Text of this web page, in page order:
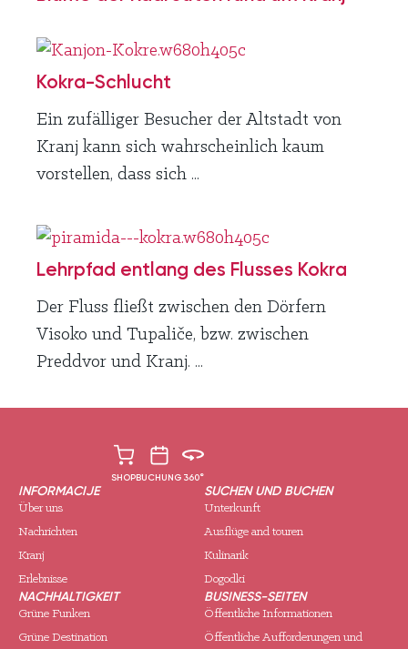
Kokra-Schlucht
Ein zufälliger Besucher der Altstadt von
Kranj kann sich wahrscheinlich kaum
vorstellen, dass sich ...
Lehrpfad entlang des Flusses Kokra
Der Fluss fließt zwischen den Dörfern
Visoko und Tupaliče, bzw. zwischen
Preddvor und Kranj. ...
SHOPBUCHUNG 360°
INFORMACIJE
Über uns
Nachrichten
Kranj
Erlebnisse
SUCHEN UND BUCHEN
Unterkunft
Ausflüge and touren
Kulinarik
Dogodki
NACHHALTIGKEIT
Grüne Funken
Grüne Destination
BUSINESS-SEITEN
Öffentliche Informationen
Öffentliche Aufforderungen und